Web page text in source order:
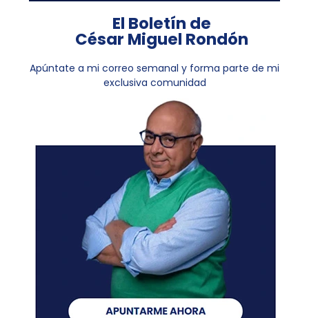
El Boletín de
César Miguel Rondón
Apúntate a mi correo semanal y forma parte de mi
exclusiva comunidad